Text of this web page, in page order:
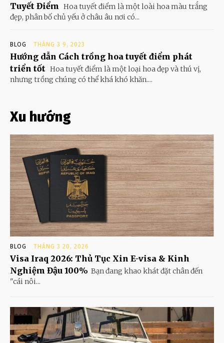
Tuyết Điểm
Hoa tuyết điểm là một loài hoa màu trắng
đẹp, phân bố chủ yếu ở châu âu nơi có...
BLOG THÁNG 3 9, 2023
Hướng dẫn Cách trồng hoa tuyết điểm phát
triển tốt Hoa tuyết điểm là một loại hoa đẹp và thú vị,
nhưng trồng chúng có thể khá khó khăn....
Xu hướng
BLOG THÁNG 3 20, 2026
Visa Iraq 2026: Thủ Tục Xin E-visa & Kinh
Nghiệm Đậu 100% Bạn đang khao khát đặt chân đến
"cái nôi...